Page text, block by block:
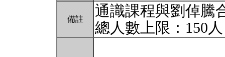
備註
通識課程與劉倬騰
總人數上限：150